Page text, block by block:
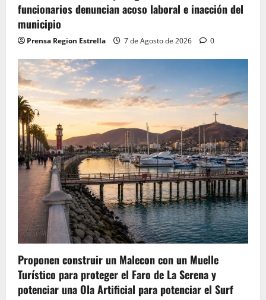
funcionarios denuncian acoso laboral e inacción del
municipio
Prensa Region Estrella 7 de Agosto de 2026 0
Proponen construir un Malecon con un Muelle
Turístico para proteger el Faro de La Serena y
potenciar una Ola Artificial para potenciar el Surf